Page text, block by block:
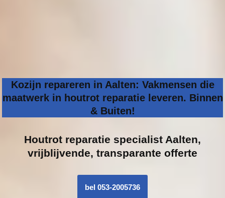
Kozijn repareren in Aalten: Vakmensen die
maatwerk in houtrot reparatie leveren. Binnen
& Buiten!
Houtrot reparatie specialist Aalten,
vrijblijvende, transparante offerte
bel 053-2005736